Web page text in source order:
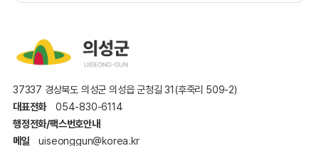
37337 경상북도 의성군 의성읍 군청길 31(후죽리 509-2)
대표전화
054-830-6114
행정전화/팩스번호안내
메일
uiseonggun@korea.kr